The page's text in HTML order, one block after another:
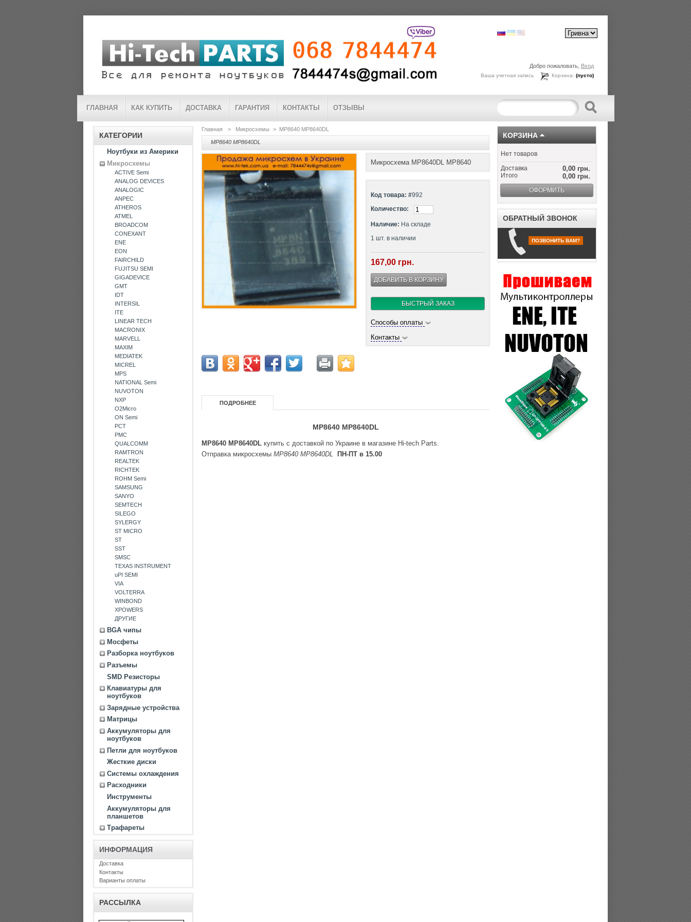
Добро пожаловать, Вход
Корзина:(пусто)
Ваша учетная запись
ГЛАВНАЯ КАК КУПИТЬ ДОСТАВКА ГАРАНТИЯ КОНТАКТЫ ОТЗЫВЫ
КАТЕГОРИИ
Ноутбуки из Америки
Микросхемы
ACTIVE Semi
ANALOG DEVICES
ANALOGIC
ANPEC
ATHEROS
ATMEL
BROADCOM
CONEXANT
ENE
EON
FAIRCHILD
FUJITSU SEMI
GIGADEVICE
GMT
IDT
INTERSIL
ITE
LINEAR TECH
MACRONIX
MARVELL
MAXIM
MEDIATEK
MICREL
MPS
NATIONAL Semi
NUVOTON
NXP
O2Micro
ON Semi
PCT
PMC
QUALCOMM
RAMTRON
REALTEK
RICHTEK
ROHM Semi
SAMSUNG
SANYO
SEMTECH
SILEGO
SYLERGY
ST MICRO
ST
SST
SMSC
TEXAS INSTRUMENT
uPI SEMI
VIA
VOLTERRA
WINBOND
XPOWERS
ДРУГИЕ
BGA чипы
Мосфеты
Разборка ноутбуков
Разъемы
SMD Резисторы
Клавиатуры для
ноутбуков
Зарядные устройства
Матрицы
Аккумуляторы для
ноутбуков
Петли для ноутбуков
Жесткие диски
Системы охлаждения
Расходники
Инструменты
Аккумуляторы для
планшетов
Трафареты
ИНФОРМАЦИЯ
Доставка
Контакты
Варианты оплаты
РАССЫЛКА
Главная > Микросхемы > MP8640 MP8640DL
MP8640 MP8640DL
Микросхема MP8640DL MP8640
Код товара: #992
Количество:
Наличие: На складе
1 шт. в наличии
167,00 грн.
БЫСТРЫЙ ЗАКАЗ
Способы оплаты
Контакты
ПОДРОБНЕЕ
MP8640 MP8640DL
MP8640 MP8640DL купить с доставкой по Украине в магазине Hi-tech Parts.
Отправка микросхемы MP8640 MP8640DL ПН-ПТ в 15.00
КОРЗИНА
Нет товаров
0,00 грн.
Доставка
0,00 грн.
Итого
ОФОРМИТЬ
ОБРАТНЫЙ ЗВОНОК
ПОЗВОНИТЬ ВАМ?